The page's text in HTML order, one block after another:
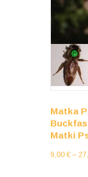
Matka
Matki
9,00 € –